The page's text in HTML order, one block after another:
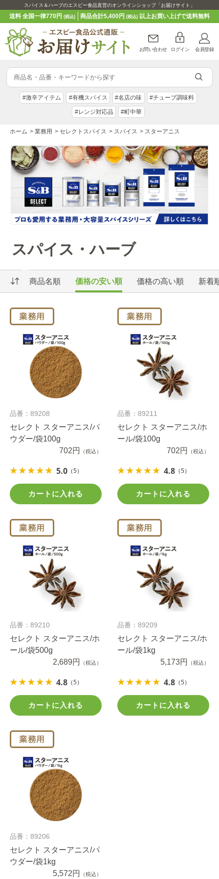
スパイス＆ハーブのエスビー食品直営のオンラインショップ「お届けサイト」
送料 全国一律770円(税込) 商品合計5,400円 (税込)以上お買い上げで送料無料
お問い合わせ ログイン 会員登録
#激辛アイテム #有機スパイス #名店の味 #チューブ調味料
#レンジ対応品 #町中華
ホーム > 業務用 > セレクトスパイス > スパイス > スターアニス
スパイス・ハーブ
商品名順 価格の安い順 価格の高い順 新着
品番：89208
セレクト スターアニス/パ
ウダー/袋100g
702円
（税込）
5.0 （5）
カートに入れる
品番：89211
セレクト スターアニス/ホ
ール/袋100g
702円
（税込）
4.8 （5）
カートに入れる
品番：89210
セレクト スターアニス/ホ
ール/袋500g
2,689円
（税込）
4.8 （5）
カートに入れる
品番：89209
セレクト スターアニス/ホ
ール/袋1kg
5,173円
（税込）
4.8 （5）
カートに入れる
品番：89206
セレクト スターアニス/パ
ウダー/袋1kg
5,572円
（税込）